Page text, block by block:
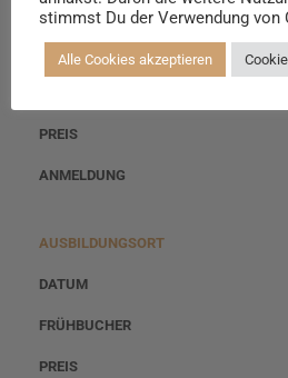
stimmst Du der Verwendung von
Alle Cookies akzeptieren